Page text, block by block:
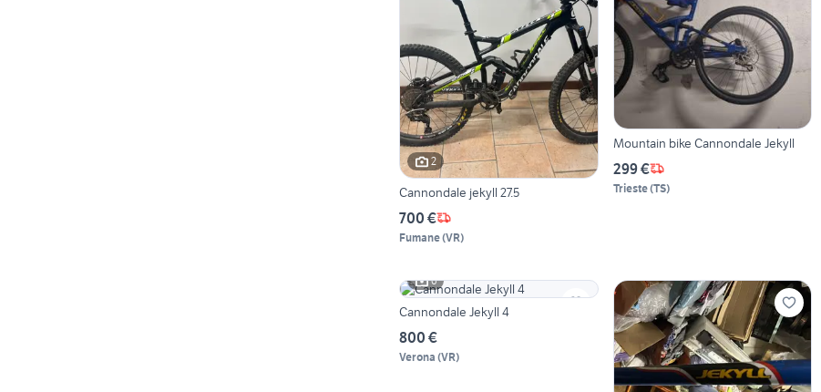
2
Cannondale jekyll 27.5
700 €
Fumane(VR)
Mountain bike Cannondale Jekyll
299 €
Trieste(TS)
6
Cannondale Jekyll 4
800 €
Verona (VR)